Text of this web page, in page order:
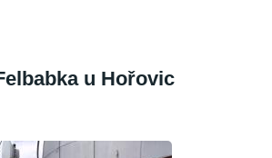
u Hořovic